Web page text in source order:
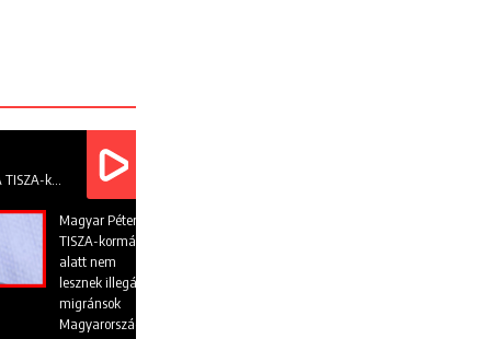
Magyar Péter: A TISZA-kormány alatt nem lesznek illegális migránsok Magyarországon
Magyar Péter: A
TISZA-kormány
alatt nem
lesznek illegális
migránsok
Magyarországon